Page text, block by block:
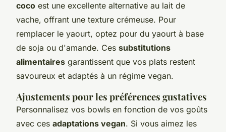
coco est une excellente alternative au lait de
vache, offrant une texture crémeuse. Pour
remplacer le yaourt, optez pour du yaourt à base
de soja ou d'amande. Ces substitutions
alimentaires garantissent que vos plats restent
savoureux et adaptés à un régime vegan.
Ajustements pour les préférences gustatives
Personnalisez vos bowls en fonction de vos goûts
avec ces adaptations vegan. Si vous aimez les